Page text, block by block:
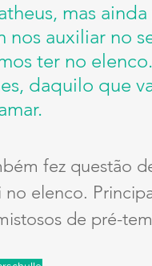
mas
nos auxiliar no
ter no
daquilo que
fez questão
elenco.
de pré-